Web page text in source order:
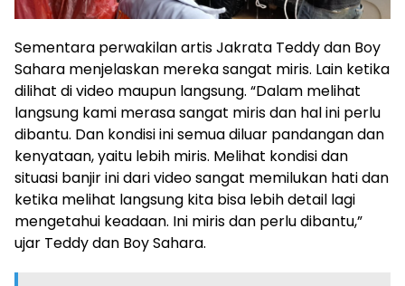
Sementara perwakilan artis Jakrata Teddy dan Boy
Sahara menjelaskan mereka sangat miris. Lain ketika
dilihat di video maupun langsung. “Dalam melihat
langsung kami merasa sangat miris dan hal ini perlu
dibantu. Dan kondisi ini semua diluar pandangan dan
kenyataan, yaitu lebih miris. Melihat kondisi dan
situasi banjir ini dari video sangat memilukan hati dan
ketika melihat langsung kita bisa lebih detail lagi
mengetahui keadaan. Ini miris dan perlu dibantu,”
ujar Teddy dan Boy Sahara.